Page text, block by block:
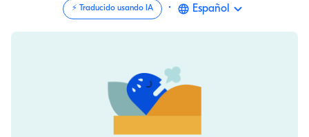
⚡️ Traducido usando IA · Español